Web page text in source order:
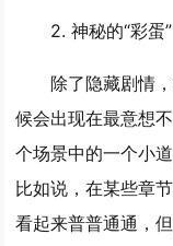
2. 神秘的“彩蛋
除了隐藏剧情
候会出现在最意想
个场景中的一个小
比如说，在某些章
看起来普普通通，